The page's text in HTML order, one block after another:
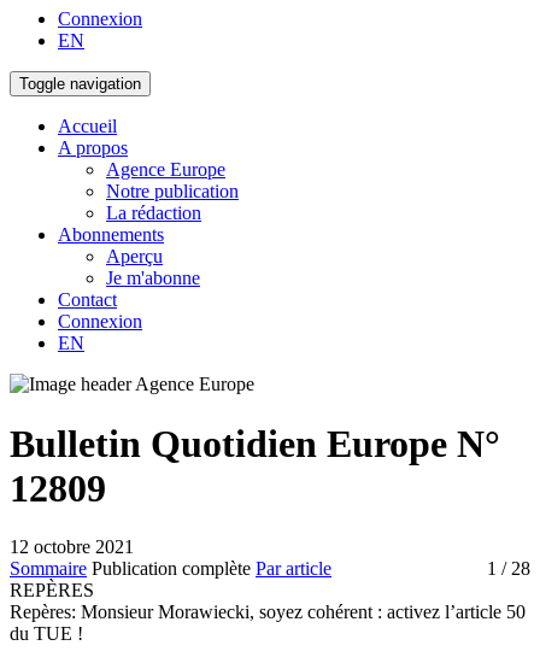
Connexion
EN
Toggle navigation
Accueil
A propos
Agence Europe
Notre publication
La rédaction
Abonnements
Aperçu
Je m'abonne
Contact
Connexion
EN
Bulletin Quotidien Europe N°
12809
12 octobre 2021
Sommaire Publication complète Par article 1 / 28
REPÈRES
Repères: Monsieur Morawiecki, soyez cohérent : activez l’article 50
du TUE !